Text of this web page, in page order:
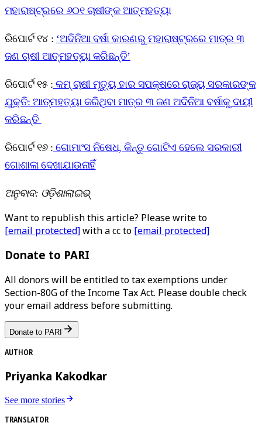
ମହାରାଷ୍ଟ୍ରରେ ୬୦୧ ଚାଷୀଙ୍କ ଆତ୍ମହତ୍ୟା
ରିପୋର୍ଟ ୧୪ : ‘ଅଦିନିଆ ବର୍ଷା କାରଣରୁ ମହାରାଷ୍ଟ୍ରରେ ମାତ୍ର ୩
ଜଣ ଚାଷୀ ଆତ୍ମହତ୍ୟା କରିଛନ୍ତି’
ରିପୋର୍ଟ ୧୫ : କମ୍ ଚାଷୀ ମୃତ୍ୟୁ ହାର ସପକ୍ଷରେ ରାଜ୍ୟ ସରକାରଙ୍କ
ଯୁକ୍ତି: ଆତ୍ମହତ୍ୟା କରିଥିବା ମାତ୍ର ୩ ଜଣ ଅଦିନିଆ ବର୍ଷାକୁ ଦାୟୀ
କରିଛନ୍ତି
ରିପୋର୍ଟ ୧୬ : ଗୋମାଂସ ନିଷେଧ, କିନ୍ତୁ ଗୋଟିଏ ହେଲେ ସରକାରୀ
ଗୋଶାଳା ଦେଖାଯାଉନାହିଁ
ଅନୁବାଦ: ଓଡ଼ିଶାଲାଇଭ୍‍
Want to republish this article? Please write to
[email protected]with a cc to [email protected]
Donate to PARI
All donors will be entitled to tax exemptions under
Section-80G of the Income Tax Act. Please double check
your email address before submitting.
Donate to PARI
AUTHOR
Priyanka Kakodkar
See more stories
TRANSLATOR